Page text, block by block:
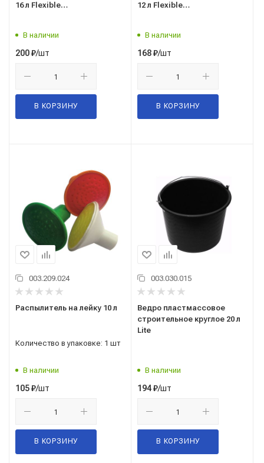
16 л Flexible
В наличии
200₽/шт
В КОРЗИНУ
12 л Flexible
В наличии
168₽/шт
В КОРЗИНУ
003.209.024
Распылитель на лейку 10 л
Количество в упаковке: 1 шт
В наличии
105₽/шт
В КОРЗИНУ
003.030.015
Ведро пластмассовое
строительное круглое 20 л
Lite
В наличии
194₽/шт
В КОРЗИНУ